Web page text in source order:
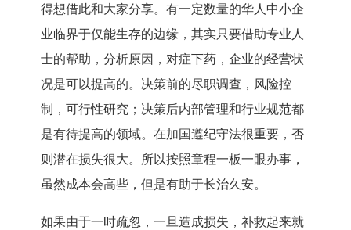
得想借此和大家分享。有一定数量的华人中小企
业临界于仅能生存的边缘，其实只要借助专业人
士的帮助，分析原因，对症下药，企业的经营状
况是可以提高的。决策前的尽职调查，风险控
制，可行性研究；决策后内部管理和行业规范都
是有待提高的领域。在加国遵纪守法很重要，否
则潜在损失很大。所以按照章程一板一眼办事，
虽然成本会高些，但是有助于长治久安。
如果由于一时疏忽，一旦造成损失，补救起来就